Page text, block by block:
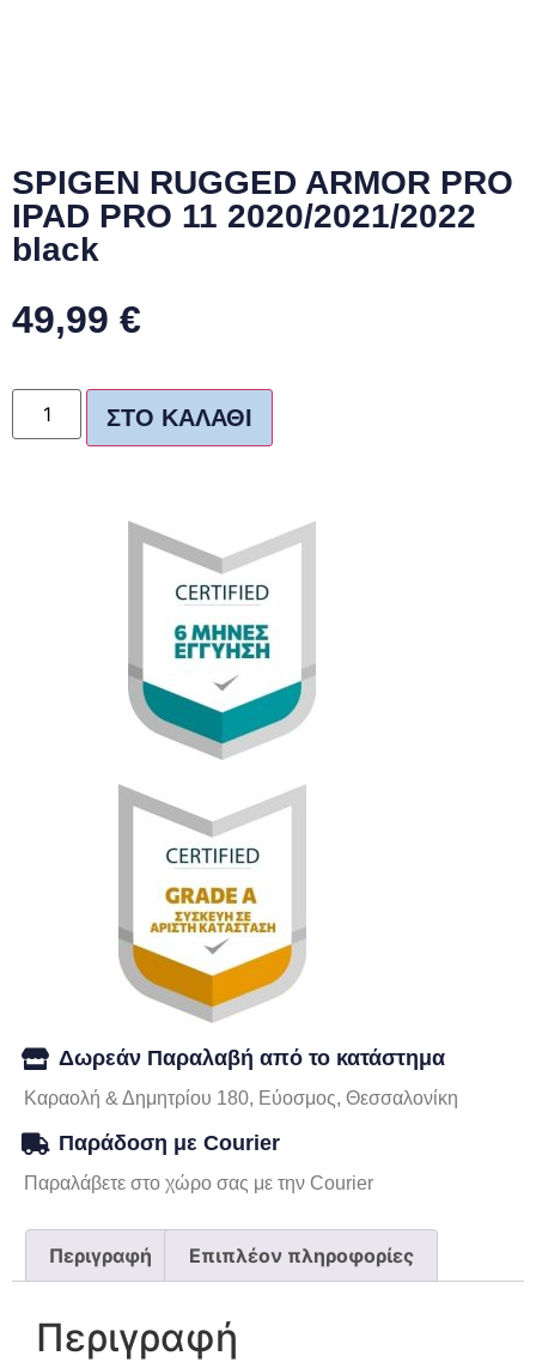
SPIGEN RUGGED ARMOR PRO
IPAD PRO 11 2020/2021/2022
black
49,99 €
ΣΤΟ ΚΑΛΆΘΙ
Δωρεάν Παραλαβή από το κατάστημα
Καραολή & Δημητρίου 180, Εύοσμος, Θεσσαλονίκη
Παράδοση με Courier
Παραλάβετε στο χώρο σας με την Courier
Περιγραφή Επιπλέον πληροφορίες
Περιγραφή